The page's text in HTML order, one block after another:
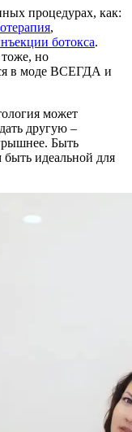
процедурах, как:
,
ботокса.
но
в моде ВСЕГДА и
может
другую –
Быть
быть идеальной для